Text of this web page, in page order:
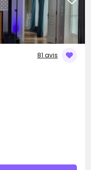
81 avis